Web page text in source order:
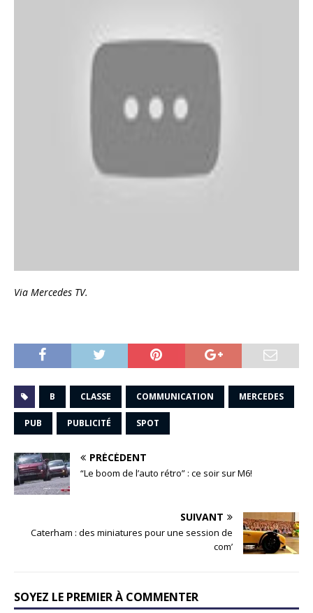
Via Mercedes TV.
B CLASSE COMMUNICATION MERCEDES
PUB PUBLICITÉ SPOT
PRÉCÉDENT
“Le boom de l’auto rétro” : ce soir sur M6!
SUIVANT
Caterham : des miniatures pour une session de
com’
SOYEZ LE PREMIER À COMMENTER